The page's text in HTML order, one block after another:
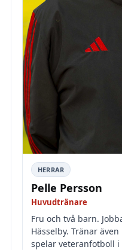
HERRAR
Pelle Persson
Huvudtränare
Fru och två barn.
Hässelby. Tränar
spelar veteranfotboll i